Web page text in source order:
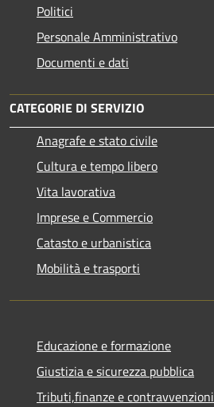
Politici
Personale Amministrativo
Documenti e dati
CATEGORIE DI SERVIZIO
Anagrafe e stato civile
Cultura e tempo libero
Vita lavorativa
Imprese e Commercio
Catasto e urbanistica
Mobilità e trasporti
Educazione e formazione
Giustizia e sicurezza pubblica
Tributi,finanze e contravvenzioni